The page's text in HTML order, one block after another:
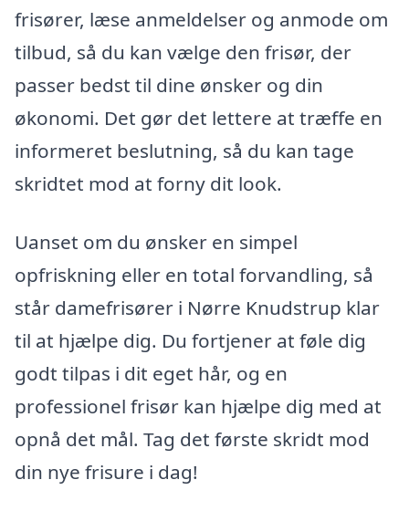
frisører, læse anmeldelser og anmode om
tilbud, så du kan vælge den frisør, der
passer bedst til dine ønsker og din
økonomi. Det gør det lettere at træffe en
informeret beslutning, så du kan tage
skridtet mod at forny dit look.
Uanset om du ønsker en simpel
opfriskning eller en total forvandling, så
står damefrisører i Nørre Knudstrup klar
til at hjælpe dig. Du fortjener at føle dig
godt tilpas i dit eget hår, og en
professionel frisør kan hjælpe dig med at
opnå det mål. Tag det første skridt mod
din nye frisure i dag!